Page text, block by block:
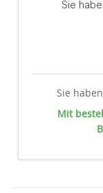
Sie
Mit